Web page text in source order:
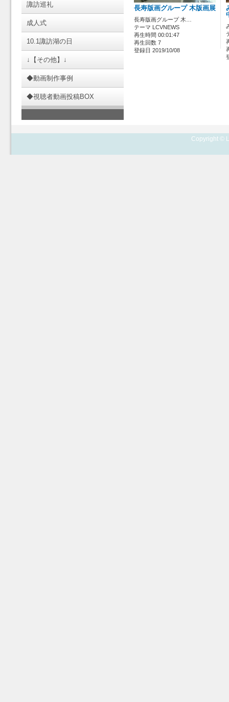
諏訪巡礼
成人式
10.1諏訪湖の日
↓【その他】↓
◆動画制作事例
◆視聴者動画投稿BOX
長寿版画グループ 木版画展
長寿版画グループ 木…
テーマ LCVNEWS
再生時間 00:01:47
再生回数 7
登録日 2019/10/08
Copyright ©